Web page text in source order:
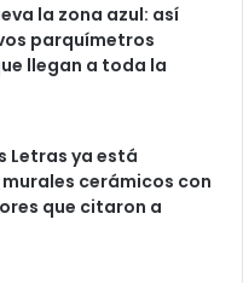
la zona azul: así
parquímetros
llegan a toda la
Letras ya está
cerámicos con
que citaron a